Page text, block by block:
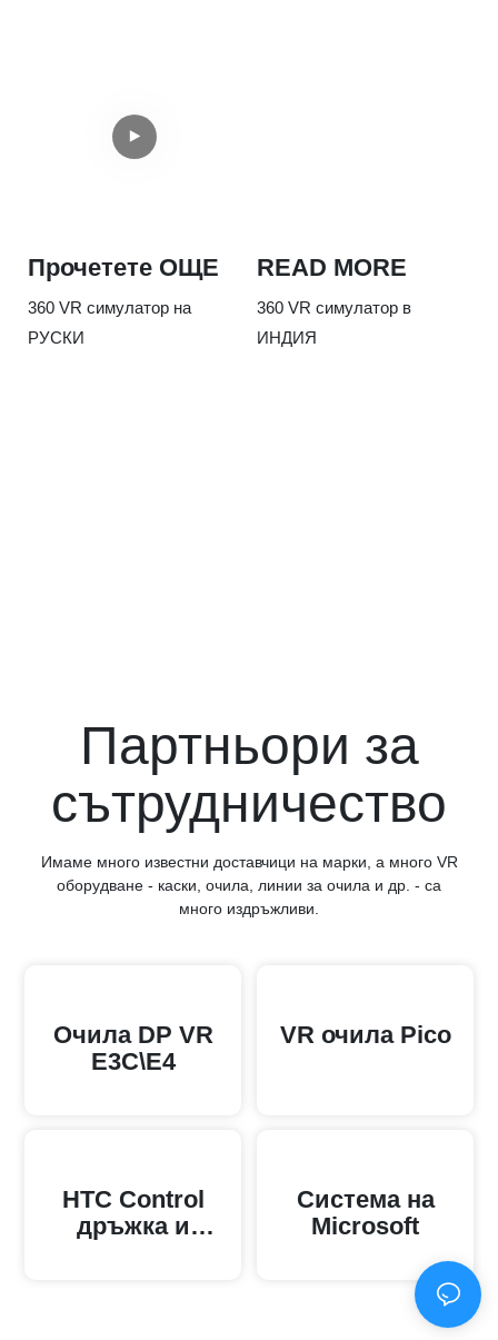
Прочетете ОЩЕ
360 VR симулатор на
РУСКИ
READ MORE
360 VR симулатор в
ИНДИЯ
Партньори за
сътрудничество
Имаме много известни доставчици на марки, а много VR
оборудване - каски, очила, линии за очила и др. - са
много издръжливи.
Очила DP VR
E3C\E4
VR очила Pico
HTC Control
дръжка и
Система на
Microsoft